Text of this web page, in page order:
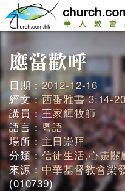
日期：2012-12-16
經文：西番雅書 3:14-
講員：王家輝牧師
語言：粵語
場所：主日崇拜
分類：信徒生活,心靈關
來源： 中華基督教會梁
(010739)